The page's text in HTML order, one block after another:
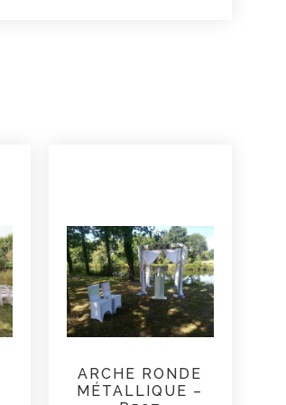
ARCHE RONDE
MÉTALLIQUE –